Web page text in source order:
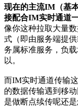
现在的主流IM（基
接配合IM实时通道
像你这种拉取大量
式（即由服务端提
务属标准服务，负
以。
而IM实时通道传输
的数据传输遇到移
是做断点续传呢还